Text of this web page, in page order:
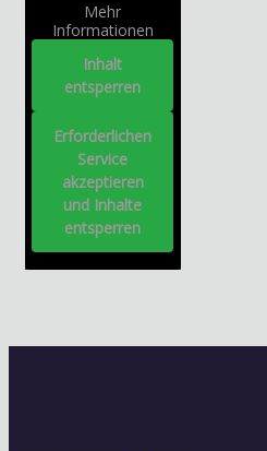
Mehr
Informationen
Inhalt
entsperren
Erforderlichen
Service
akzeptieren
und Inhalte
entsperren